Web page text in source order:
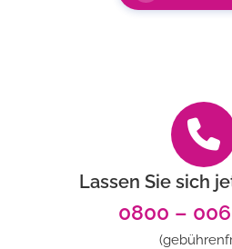
Lassen Sie sich
0800 –